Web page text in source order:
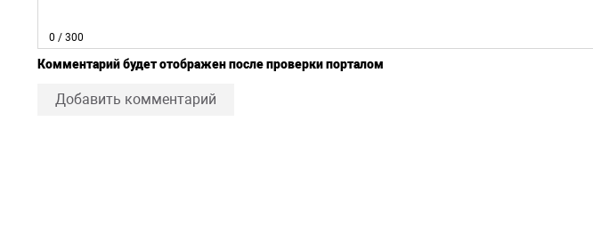
0 / 300
Комментарий будет отображен после проверки порталом
Добавить комментарий